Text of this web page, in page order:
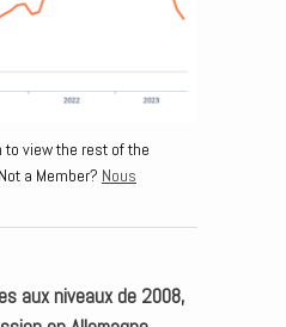
to view the rest of the
a Member? Nous
aux niveaux de 2008,